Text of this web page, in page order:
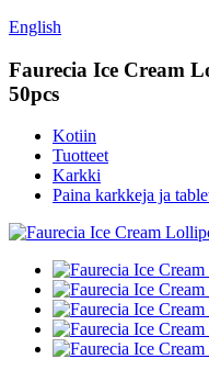
English
Faurecia Ice Cream
50pcs
Kotiin
Tuotteet
Karkki
Paina karkkeja ja